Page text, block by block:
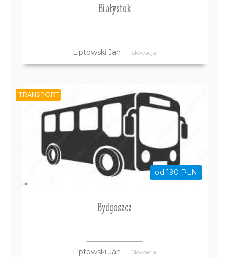
Białystok
Liptowski Jan Słowacja
od 190 PLN
Bydgoszcz
Liptowski Jan Słowacja
TRANSPORT